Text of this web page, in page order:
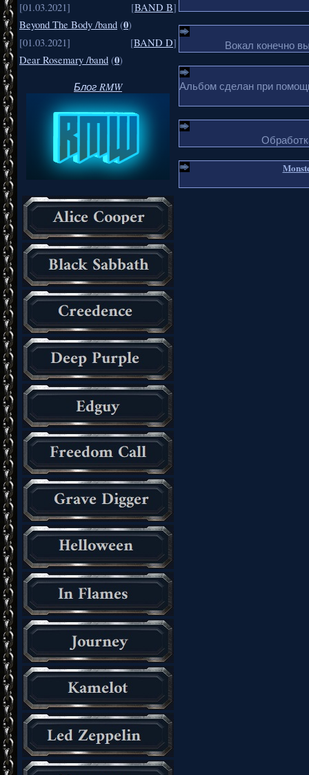
[01.03.2021]
[BAND B]
Beyond The Body /band (0)
[01.03.2021]
[BAND D]
Dear Rosemary /band (0)
Блог RMW
Вокал конечно
Альбом сделан при